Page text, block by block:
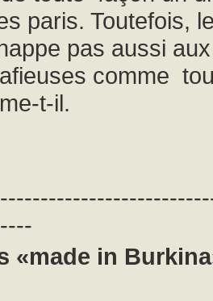
paris. Toutefois,
pas aussi aux
comme
t-il.
«made in